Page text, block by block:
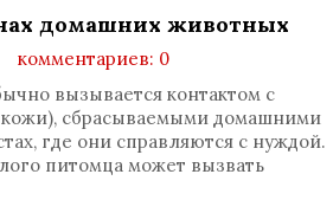
домашних животных
комментариев: 0
вызывается контактом с
сбрасываемыми домашними
где они справляются с нуждой.
питомца может вызвать